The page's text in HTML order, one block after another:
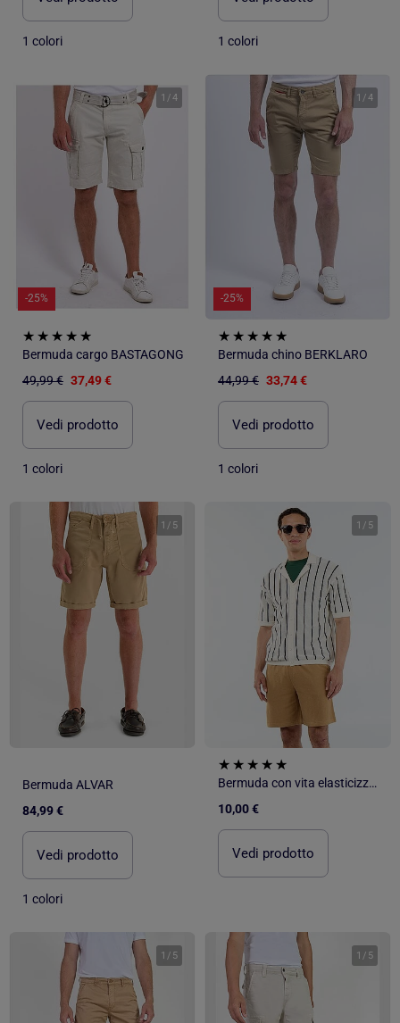
1 colori 1 colori
1 /4
-25%
Bermuda cargo BASTAGONG
49,99 € 37,49 €
Vedi prodotto
1 colori
1 /4
-25%
Bermuda chino BERKLARO
44,99 € 33,74 €
Vedi prodotto
1 colori
1 / 5
Bermuda ALVAR
84,99 €
Vedi prodotto
1 colori
1 / 5
Bermuda con vita elasticizzata e coulisse
10,00 €
Vedi prodotto
1 / 5 1 / 5